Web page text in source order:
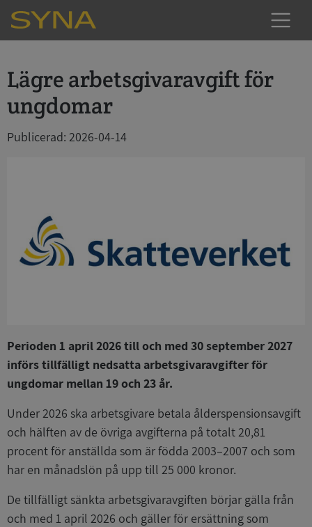
Lägre arbetsgivaravgift för
ungdomar
Publicerad: 2026-04-14
Perioden 1 april 2026 till och med 30 september 2027
införs tillfälligt nedsatta arbetsgivaravgifter för
ungdomar mellan 19 och 23 år.
Under 2026 ska arbetsgivare betala ålderspensionsavgift
och hälften av de övriga avgifterna på totalt 20,81
procent för anställda som är födda 2003–2007 och som
har en månadslön på upp till 25 000 kronor.
De tillfälligt sänkta arbetsgivaravgiften börjar gälla från
och med 1 april 2026 och gäller för ersättning som